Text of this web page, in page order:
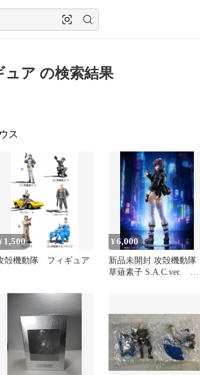
ュア の検索結果
ス
1,500
殻機動隊 フィギュア
¥6,000
新品未開封 攻殻機動隊
草薙素子 S.A.C.ver. 完